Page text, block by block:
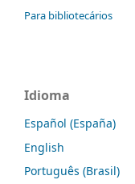
Para bibliotecários
Idioma
Español (España)
English
Português (Brasil)